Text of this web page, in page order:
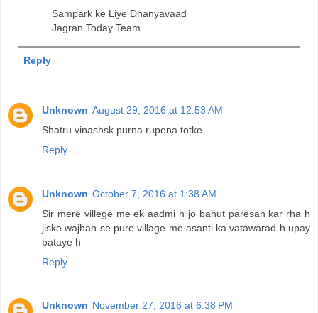
Sampark ke Liye Dhanyavaad
Jagran Today Team
Reply
Unknown August 29, 2016 at 12:53 AM
Shatru vinashsk purna rupena totke
Reply
Unknown October 7, 2016 at 1:38 AM
Sir mere villege me ek aadmi h jo bahut paresan kar rha h
jiske wajhah se pure village me asanti ka vatawarad h upay
bataye h
Reply
Unknown November 27, 2016 at 6:38 PM